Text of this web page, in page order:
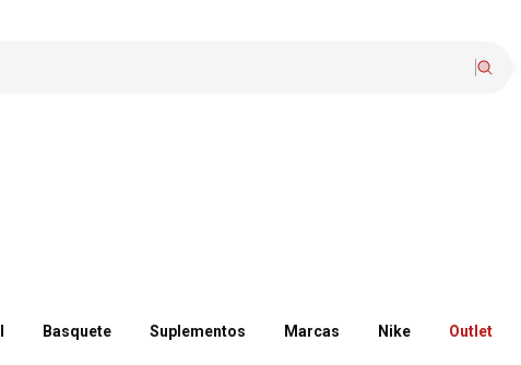
Basquete Suplementos Marcas Nike Outlet